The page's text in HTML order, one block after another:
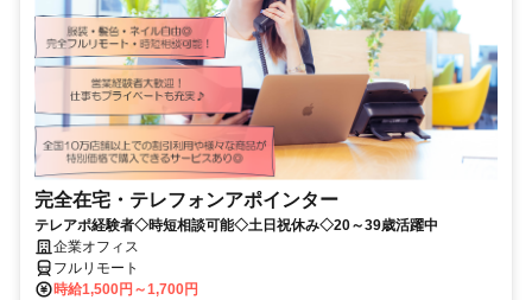
完全在宅・テレフォンアポインター
テレアポ経験者◇時短相談可能◇土日祝休み◇20～39歳活躍中
企業オフィス
フルリモート
時給1,500円～1,700円